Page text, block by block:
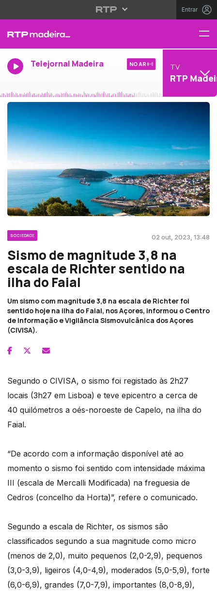
Entrar
Telejornal Madeira NO AR TV
RTP
SOCIEDADE 02 out, 2023, 13:48
Sismo de magnitude 3,8 na
escala de Richter sentido na
ilha do Faial
Um sismo com magnitude 3,8 na escala de Richter foi
sentido hoje na ilha do Faial, nos Açores, informou o Centro
de Informação e Vigilância Sismovulcânica dos Açores
(CIVISA).
Segundo o CIVISA, o sismo foi registado às 2h27
locais (3h27 em Lisboa) e teve epicentro a cerca de
40 quilómetros a oés-noroeste de Capelo, na ilha do
Faial.
“De acordo com a informação disponível até ao
momento o sismo foi sentido com intensidade máxima
III (escala de Mercalli Modificada) na freguesia de
Cedros (concelho da Horta)”, refere o comunicado.
Segundo a escala de Richter, os sismos são
classificados segundo a sua magnitude como micro
(menos de 2,0), muito pequenos (2,0-2,9), pequenos
(3,0-3,9), ligeiros (4,0-4,9), moderados (5,0-5,9), forte
(6,0-6,9), grandes (7,0-7,9), importantes (8,0-8,9),